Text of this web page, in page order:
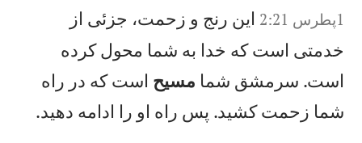
اين رنج و زحمت، جزئی از
خدمتی است كه خدا به شما محول كرده
است. سرمشق شما مسيح است كه در راه
شما زحمت كشيد. پس راه او را ادامه دهيد.